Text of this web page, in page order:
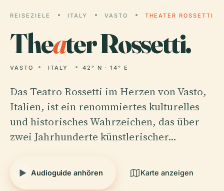
REISEZIELE ITALY VASTO THEATER ROSSETTI
Theater Rossetti.
VASTO ITALY 42° N · 14° E
Das Teatro Rossetti im Herzen von Vasto,
Italien, ist ein renommiertes kulturelles
und historisches Wahrzeichen, das über
zwei Jahrhunderte künstlerischer…
Audioguide anhören Karte anzeigen